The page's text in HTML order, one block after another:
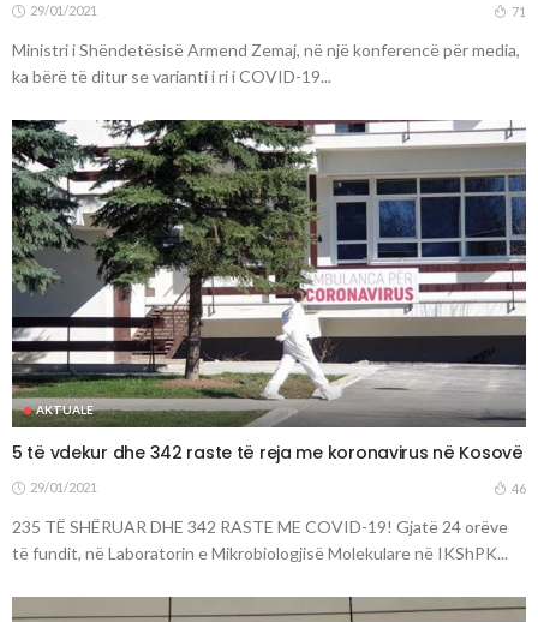
29/01/2021 71
Ministri i Shëndetësisë Armend Zemaj, në një konferencë për media,
ka bërë të ditur se varianti i ri i COVID-19...
AKTUALE
5 të vdekur dhe 342 raste të reja me koronavirus në Kosovë
29/01/2021 46
235 TË SHËRUAR DHE 342 RASTE ME COVID-19! Gjatë 24 orëve
të fundit, në Laboratorin e Mikrobiologjisë Molekulare në IKShPK...